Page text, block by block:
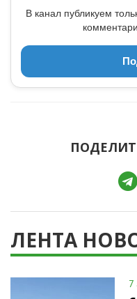
В канал публикуем
ЛЕНТА
7